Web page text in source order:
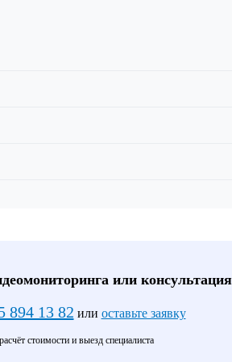
или
894 13 82 или оставьте заявку
стоимости и выезд специалиста